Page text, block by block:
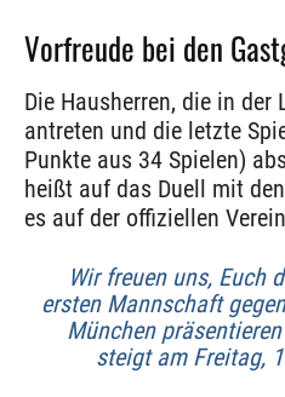
Vorfreude bei den
Die Hausherren, die in der
antreten und die letzte
Punkte aus 34 Spielen)
heißt auf das Duell mit
es auf der offiziellen
Wir freuen uns, Euch
ersten Mannschaft
München
steigt am Freitag,